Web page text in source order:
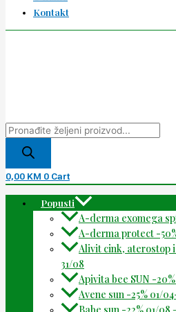
Kontakt
0,00 KM 0 Cart
Popusti
A-derma exomega
A-derma protect -
Alivit cink, aterostop
31/08
Apivita bee SUN -
Avene sun -25% 01/